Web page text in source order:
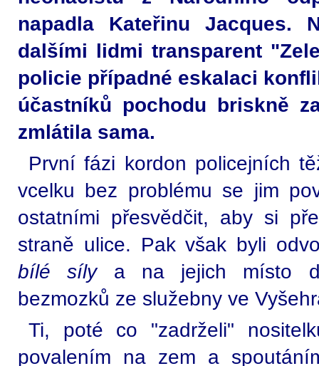
napadla Kateřinu Jacques.
dalšími lidmi transparent
policie případné eskalaci
účastníků pochodu briskně
zmlátila sama.
První fázi kordon policejních
vcelku bez problému se jim
ostatními přesvědčit, aby si
straně ulice. Pak však byli
bílé sílya na jejich místo
bezmozků ze služebny ve
Ti, poté co "zadrželi"
povalením na zem a